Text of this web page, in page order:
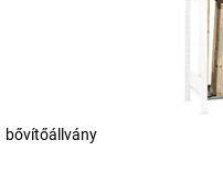
bővítőállvány